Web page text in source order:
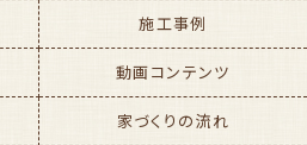
施工事例
動画コンテンツ
家づくりの流れ